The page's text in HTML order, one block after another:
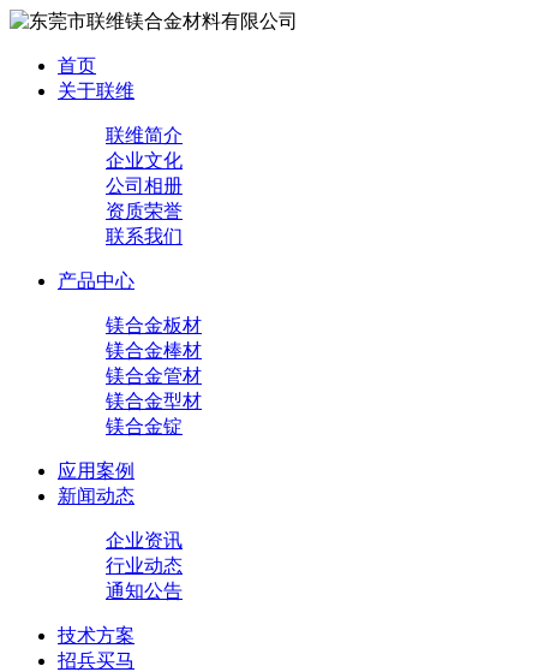
首页
关于联维
联维简介
企业文化
公司相册
资质荣誉
联系我们
产品中心
镁合金板材
镁合金棒材
镁合金管材
镁合金型材
镁合金锭
应用案例
新闻动态
企业资讯
行业动态
通知公告
技术方案
招兵买马